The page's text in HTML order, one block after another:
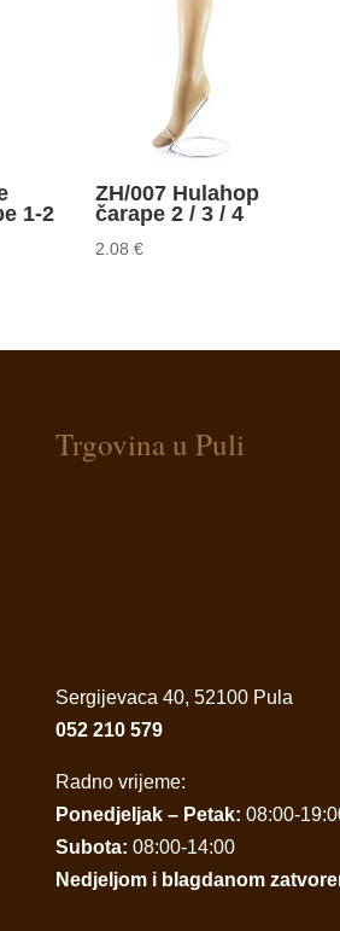
1-2
ZH/007 Hulahop
čarape 2 / 3 / 4
2.08€
Trgovina u Puli
Sergijevaca 40, 52100 Pula
052 210 579
Radno vrijeme:
Ponedjeljak – Petak: 08:00-
Subota: 08:00-14:00
Nedjeljom i blagdanom